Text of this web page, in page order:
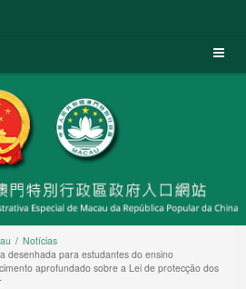
Notícias
desenhada para estudantes do ensino
aprofundado sobre a Lei de protecção dos